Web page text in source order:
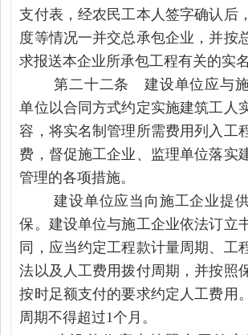
支付表，经农民工本人签字确认后
度等情况一并交总承包企业，并按
求报送本企业所承包工程有关的实
第二十二条 建设单位应与
单位以合同方式约定实施建筑工人
容，将实名制管理所需费用列入工
费，督促施工企业、监理单位落实
管理的各项措施。
建设单位应当向施工企业提
保。建设单位与施工企业依法订立
同，应当约定工程款计量周期、工
法以及人工费用拨付周期，并按照
按时足额支付的要求约定人工费用
周期不得超过1个月。